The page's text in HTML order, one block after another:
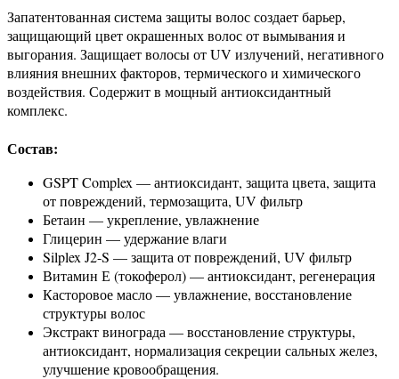
Запатентованная система защиты волос создает барьер,
защищающий цвет окрашенных волос от вымывания и
выгорания. Защищает волосы от UV излучений, негативного
влияния внешних факторов, термического и химического
воздействия. Содержит в мощный антиоксидантный
комплекс.
Состав:
GSPT Complex — антиоксидант, защита цвета, защита
от повреждений, термозащита, UV фильтр
Бетаин — укрепление, увлажнение
Глицерин — удержание влаги
Silplex J2-S — защита от повреждений, UV фильтр
Витамин Е (токоферол) — антиоксидант, регенерация
Касторовое масло — увлажнение, восстановление
структуры волос
Экстракт винограда — восстановление структуры,
антиоксидант, нормализация секреции сальных желез,
улучшение кровообращения.